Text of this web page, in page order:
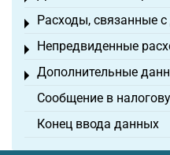
Расходы, связанные
Toggle menu
Непредвиденные
Toggle menu
Дополнительные
Toggle menu
Сообщение в
Конец ввода данных